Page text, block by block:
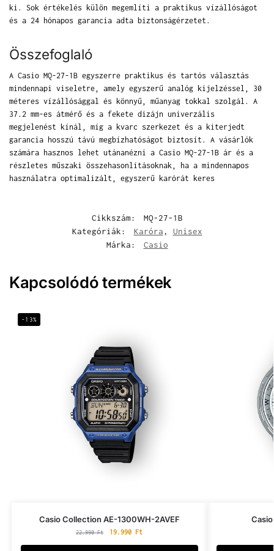
ki. Sok értékelés külön megemlíti a praktikus vízállóságot
és a 24 hónapos garancia adta biztonságérzetet.
Összefoglaló
A Casio MQ-27-1B egyszerre praktikus és tartós választás
mindennapi viseletre, amely egyszerű analóg kijelzéssel, 30
méteres vízállósággal és könnyű, műanyag tokkal szolgál. A
37.2 mm-es átmérő és a fekete dizájn univerzális
megjelenést kínál, míg a kvarc szerkezet és a kiterjedt
garancia hosszú távú megbízhatóságot biztosít. A vásárlók
számára hasznos lehet utánanézni a Casio MQ-27-1B ár és a
részletes műszaki összehasonlításoknak, ha a mindennapos
használatra optimalizált, egyszerű karórát keres
Cikkszám:
MQ-27-1B
Kategóriák:
Karóra, Unisex
Márka:
Casio
Kapcsolódó termékek
-13%
Casio Collection AE-1300WH-2AVEF
22.990Ft 19.990 Ft